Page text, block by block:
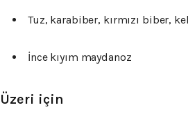
Tuz, karabiber, kırmızı biber,
İnce kıyım maydanoz
Üzeri için